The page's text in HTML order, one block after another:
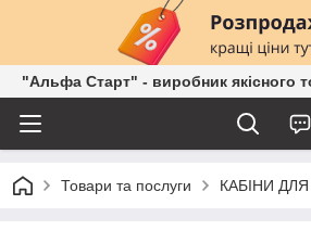
"Альфа Старт" - виробник якісного
Товари та послуги КАБІНИ